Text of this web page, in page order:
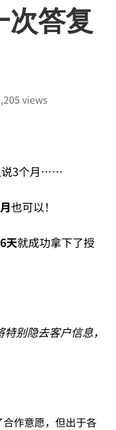
次答复
views
说3个月……
也可以！
天就成功拿下了授
别隐去客户信息，
作意愿，但出于各